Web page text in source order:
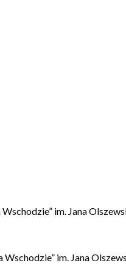
im. Jana
im. Jana